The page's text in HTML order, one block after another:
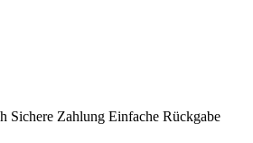
Sichere Zahlung Einfache Rückgabe